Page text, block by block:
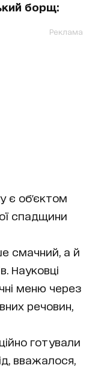
борщ:
Реклама
є об'єктом
спадщини
смачний, а й
Науковці
меню через
речовин,
готували
вважалося,